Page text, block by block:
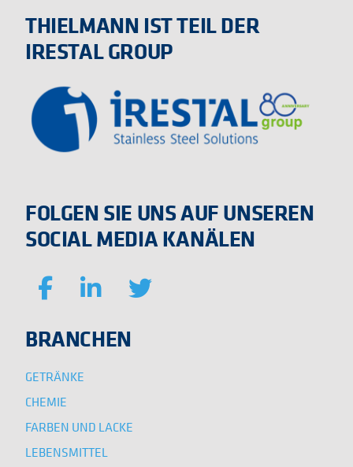
THIELMANN IST TEIL DER
IRESTAL GROUP
FOLGEN SIE UNS AUF UNSEREN
SOCIAL MEDIA KANÄLEN
BRANCHEN
GETRÄNKE
CHEMIE
FARBEN UND LACKE
LEBENSMITTEL